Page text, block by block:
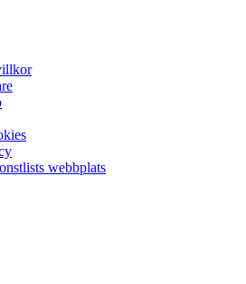
webbplats